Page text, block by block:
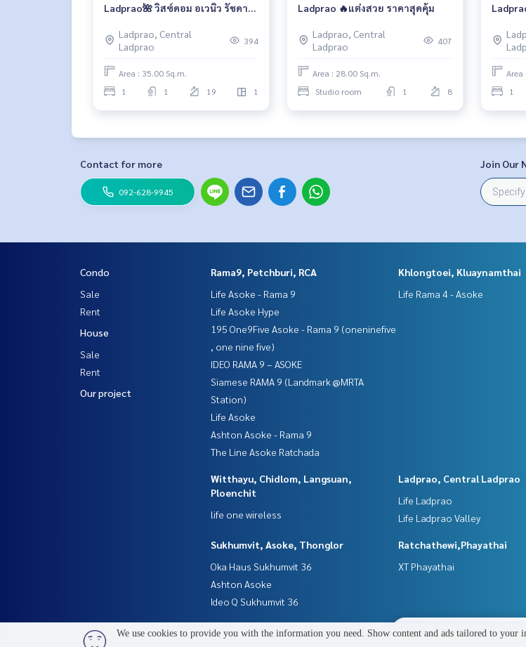
Ladprao🌺 วิสซ์ดอม อเวนิว รัชดา-
สถานีลาดพร้าว
Ladprao, Central
Ladprao
394
Area : 35.00 Sq.m.
1
1 19 1
Ladprao 🔥แต่งสวย ราคาสุดคุ้ม
Ladprao, Central
Ladprao
407
Area : 28.00 Sq.m.
Studio room
1 8
Area
1
2people are
Contact for more
092-628-9945
Join Our
Condo
Sale
Rent
House
Sale
Rent
Our project
Rama9, Petchburi, RCA
Life Asoke - Rama 9
Life Asoke Hype
195 One9Five Asoke - Rama 9 (oneninefive
, one nine five)
IDEO RAMA 9 – ASOKE
Siamese RAMA 9 (Landmark @MRTA
Station)
Life Asoke
Ashton Asoke - Rama 9
The Line Asoke Ratchada
Khlongtoei, Kluaynamthai
Life Rama 4 - Asoke
Witthayu, Chidlom, Langsuan,
Ploenchit
life one wireless
Ladprao, Central Ladprao
Life Ladprao
Life Ladprao Valley
Sukhumvit, Asoke, Thonglor
Oka Haus Sukhumvit 36
Ashton Asoke
Ideo Q Sukhumvit 36
Ratchathewi,Phayathai
XT Phayathai
We use cookies to provide you with the information you need. Show content and ads tailored to your